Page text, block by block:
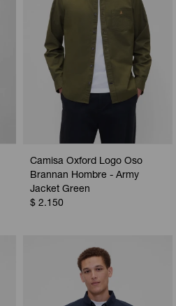
Camisa Oxford Logo Oso
Brannan Hombre - Army
Jacket Green
$ 2.150